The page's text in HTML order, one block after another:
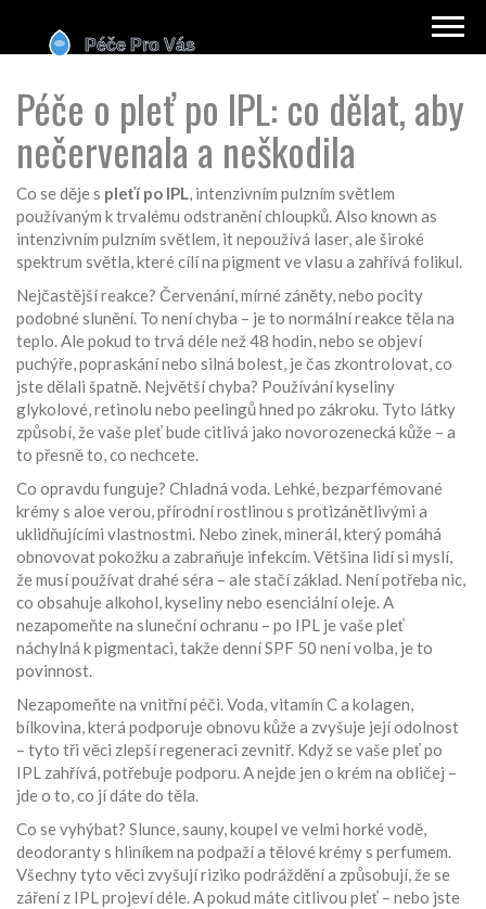
Péče o pleť po IPL: co dělat, aby
nečervenala a neškodila
Co se děje s pleťí po IPL, intenzivním pulzním světlem
používaným k trvalému odstranění chloupků. Also known as
intenzivním pulzním světlem, itnepoužívá laser, ale široké
spektrum světla, které cílí na pigment ve vlasu a zahřívá folikul.
Nejčastější reakce? Červenání, mírné záněty, nebo pocity
podobné slunění. To není chyba – je to normální reakce těla na
teplo. Ale pokud to trvá déle než 48 hodin, nebo se objeví
puchýře, popraskání nebo silná bolest, je čas zkontrolovat, co
jste dělali špatně. Největší chyba? Používání kyseliny
glykolové, retinolu nebo peelingů hned po zákroku. Tyto látky
způsobí, že vaše pleť bude citlivá jako novorozenecká kůže – a
to přesně to, co nechcete.
Co opravdu funguje? Chladná voda. Lehké, bezparfémované
krémy s aloe verou,přírodní rostlinou s protizánětlivými a
uklidňujícími vlastnostmi. Nebo zinek,minerál, který pomáhá
obnovovat pokožku a zabraňuje infekcím. Většina lidí si myslí,
že musí používat drahé séra – ale stačí základ. Není potřeba nic,
co obsahuje alkohol, kyseliny nebo esenciální oleje. A
nezapomeňte na sluneční ochranu – po IPL je vaše pleť
náchylná k pigmentaci, takže denní SPF 50 není volba, je to
povinnost.
Nezapomeňte na vnitřní péči. Voda, vitamín C a kolagen,
bílkovina, která podporuje obnovu kůže a zvyšuje její odolnost
– tyto tři věci zlepší regeneraci zevnitř. Když se vaše pleť po
IPL zahřívá, potřebuje podporu. A nejde jen o krém na obličej –
jde o to, co jí dáte do těla.
Co se vyhýbat? Slunce, sauny, koupel ve velmi horké vodě,
deodoranty s hliníkem na podpaží a tělové krémy s perfumem.
Všechny tyto věci zvyšují riziko podráždění a způsobují, že se
záření z IPL projeví déle. A pokud máte citlivou pleť – nebo jste